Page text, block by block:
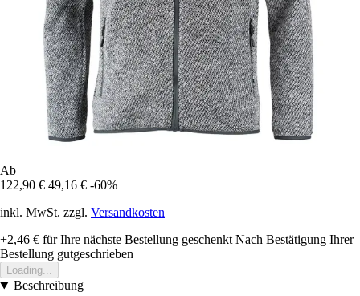
Ab
122,90 € 49,16 € -60%
inkl. MwSt. zzgl. Versandkosten
+2,46 € für Ihre nächste Bestellung geschenkt Nach Bestätigung Ihrer
Bestellung gutgeschrieben
Loading...
Beschreibung